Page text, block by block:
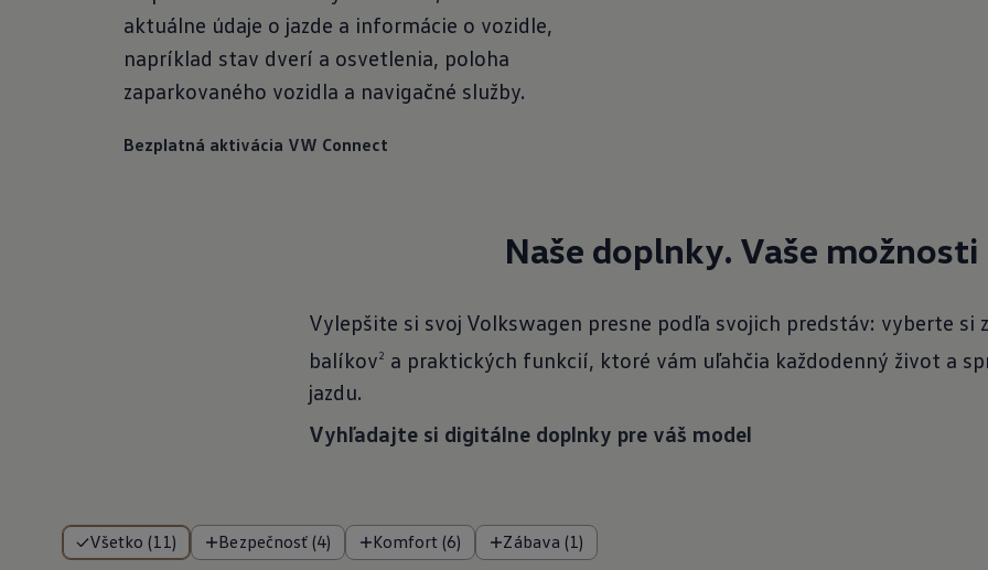
aktuálne údaje o jazde a informácie o vozidle,
napríklad stav dverí a osvetlenia, poloha
zaparkovaného vozidla a navigačné služby.
Bezplatná aktivácia VW Connect
Naše doplnky. Vaše možnosti
Vylepšite si svoj Volkswagen presne podľa svojich predstáv: vyberte si
balíkov2 a praktických funkcií, ktoré vám uľahčia každodenný život a
jazdu.
Vyhľadajte si digitálne doplnky pre váš model
Všetko (11) Bezpečnosť (4) Komfort (6) Zábava (1)